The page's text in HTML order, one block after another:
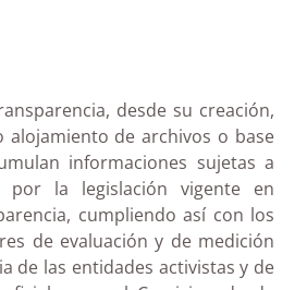
desde su creación,
alojamiento de archivos o base
informaciones sujetas a
por la legislación vigente en
cumpliendo así con los
de evaluación y de medición
de las entidades activistas y de